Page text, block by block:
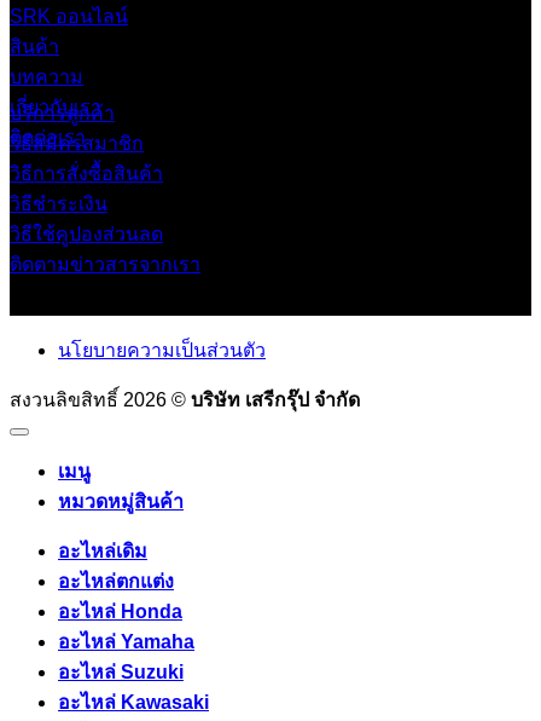
SRK ออนไลน์
สินค้า
บทความ
เกี่ยวกับเรา
ติดต่อเรา
บริการลูกค้า
วิธีสมัครสมาชิก
วิธีการสั่งซื้อสินค้า
วิธีชำระเงิน
วิธีใช้คูปองส่วนลด
ติดตามข่าวสารจากเรา
นโยบายความเป็นส่วนตัว
สงวนลิขสิทธิ์ 2026 © บริษัท เสรีกรุ๊ป จำกัด
เมนู
หมวดหมู่สินค้า
อะไหล่เดิม
อะไหล่ตกแต่ง
อะไหล่ Honda
อะไหล่ Yamaha
อะไหล่ Suzuki
อะไหล่ Kawasaki